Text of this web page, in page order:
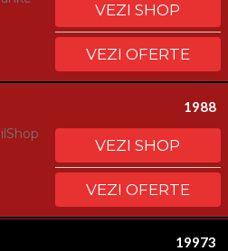
VEZI SHOP
VEZI OFERTE
1988
VEZI SHOP
VEZI OFERTE
19973